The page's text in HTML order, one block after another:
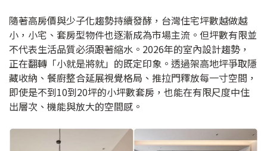
隨著高房價與少子化趨勢持續發酵，台灣住宅坪數越做越
小，小宅、套房型物件也逐漸成為市場主流。但坪數有限並
不代表生活品質必須跟著縮水。2026年的室內設計趨勢，
正在翻轉「小就是將就」的既定印象。透過架高地坪爭取隱
藏收納、餐廚整合延展視覺格局、推拉門釋放每一寸空間，
即使是不到10到20坪的小坪數套房，也能在有限尺度中住
出層次、機能與放大的空間感。